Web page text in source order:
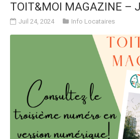
TOIT&MOI MAGAZINE –
Juil 24, 2024 Info Locataires